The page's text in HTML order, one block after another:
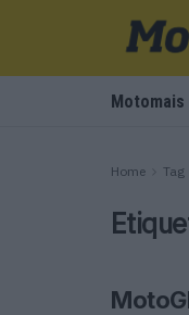
Motomais
Home Tag